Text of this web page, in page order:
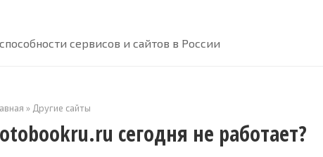
сервисов и сайтов в России
» Другие сайты
сегодня не работает?